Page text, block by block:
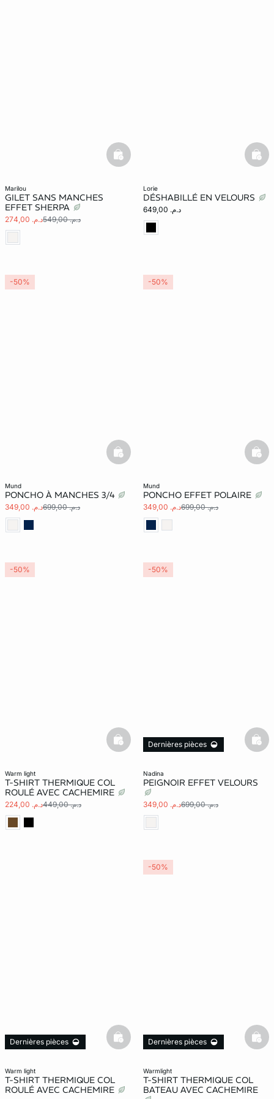
marilou
GILET SANS MANCHES
EFFET SHERPA
د.م. 274,00 د.م. 549,00
basketfull
lorie
DÉSHABILLÉ EN VELOURS
د.م. 649,00
mund
PONCHO À MANCHES 3/4
د.م. 349,00 د.م. 699,00
basketfull
-50%
mund
PONCHO EFFET POLAIRE
د.م. 349,00 د.م. 699,00
-50%
warm light
T-SHIRT THERMIQUE COL
ROULÉ AVEC CACHEMIRE
د.م. 224,00 د.م. 449,00
basketfull
-50%
nadina
PEIGNOIR EFFET VELOURS
د.م. 349,00 د.م. 699,00
Dernières pièces
-50%
warm light
T-SHIRT THERMIQUE COL
ROULÉ AVEC CACHEMIRE
Dernières pièces basketfull
warmlight
T-SHIRT THERMIQUE COL
BATEAU AVEC CACHEMIRE
Dernières pièces
-50%